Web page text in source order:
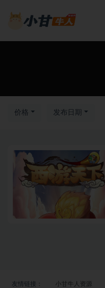
价格 发布日期
友情链接： 小甘牛人资源